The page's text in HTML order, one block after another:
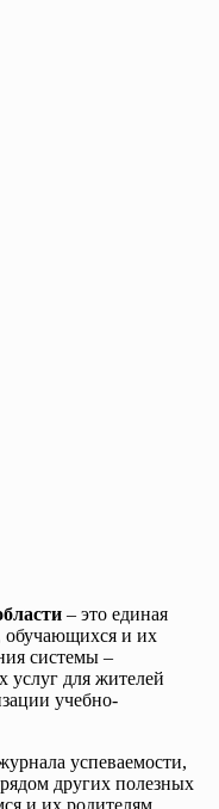
– это единая
обучающихся и их
системы –
услуг для жителей
учебно-
успеваемости,
рядом других полезных
и их родителям